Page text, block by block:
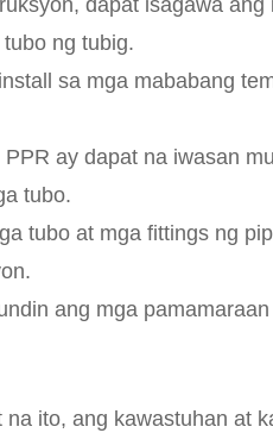
ng tubig.
sa mga mababang
ay dapat na iwasan
tubo.
tubo at mga fittings ng
ang mga
ito, ang kawastuhan at